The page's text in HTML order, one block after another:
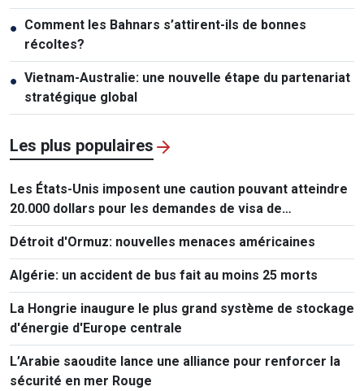
● Comment les Bahnars s’attirent-ils de bonnes
récoltes?
● Vietnam-Australie: une nouvelle étape du partenariat
stratégique global
Les plus populaires
Les États-Unis imposent une caution pouvant atteindre
20.000 dollars pour les demandes de visa de
ressortissants de 50 pays
Détroit d'Ormuz: nouvelles menaces américaines
Algérie: un accident de bus fait au moins 25 morts
La Hongrie inaugure le plus grand système de stockage
d'énergie d'Europe centrale
L’Arabie saoudite lance une alliance pour renforcer la
sécurité en mer Rouge